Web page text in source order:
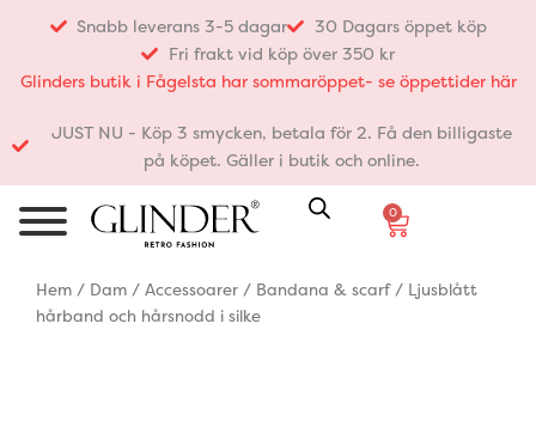
innehåll
Snabb leverans 3-5 dagar
30 Dagars öppet köp
Fri frakt vid köp över 350 kr
Glinders butik i Fågelsta har sommaröppet- se öppettider här
JUST NU - Köp 3 smycken, betala för 2. Få den billigaste
på köpet. Gäller i butik och online.
0
Varukorg
Hem / Dam / Accessoarer / Bandana & scarf/ Ljusblått
hårband och hårsnodd i silke